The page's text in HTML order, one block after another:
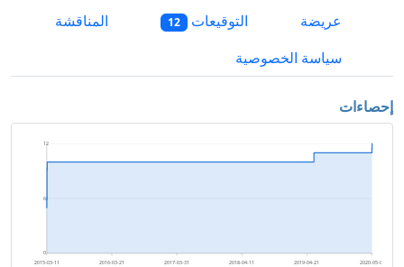
عريضة التوقيعات 12
المناقشة
سياسة الخصوصية
إحصاءات
0
6
12
2015-03-11 2016-03-21 2017-03-31 2018-04-11 2019-04-21 2020-05-01